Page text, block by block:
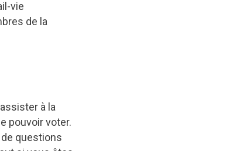
vie
de la
à la
pouvoir voter.
questions